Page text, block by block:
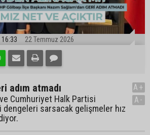
16:33 22 Temmuz 2026
adım atmadı
Cumhuriyet Halk Partisi
sarsacak gelişmeler hız
A+
A-